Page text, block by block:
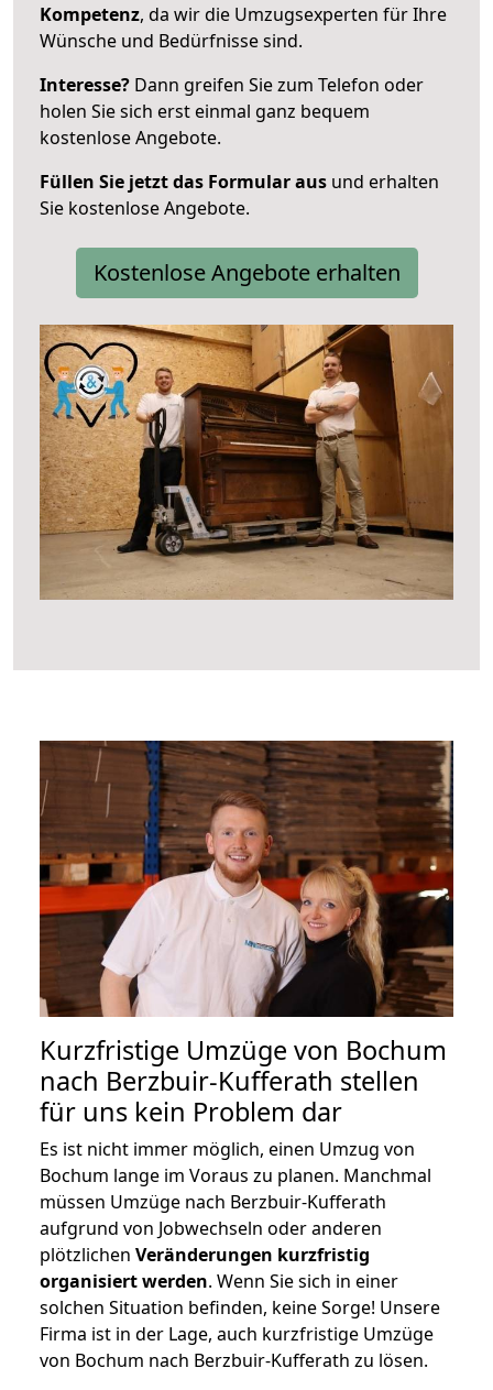
Kompetenz, da wir die Umzugsexperten für Ihre
Wünsche und Bedürfnisse sind.
Interesse? Dann greifen Sie zum Telefon oder
holen Sie sich erst einmal ganz bequem
kostenlose Angebote.
Füllen Sie jetzt das Formular aus und erhalten
Sie kostenlose Angebote.
Kostenlose Angebote erhalten
Kurzfristige Umzüge von Bochum
nach Berzbuir-Kufferath stellen
für uns kein Problem dar
Es ist nicht immer möglich, einen Umzug von
Bochum lange im Voraus zu planen. Manchmal
müssen Umzüge nach Berzbuir-Kufferath
aufgrund von Jobwechseln oder anderen
plötzlichen Veränderungen kurzfristig
organisiert werden. Wenn Sie sich in einer
solchen Situation befinden, keine Sorge! Unsere
Firma ist in der Lage, auch kurzfristige Umzüge
von Bochum nach Berzbuir-Kufferath zu lösen.